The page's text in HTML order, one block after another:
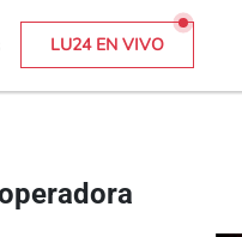
LU24 EN VIVO